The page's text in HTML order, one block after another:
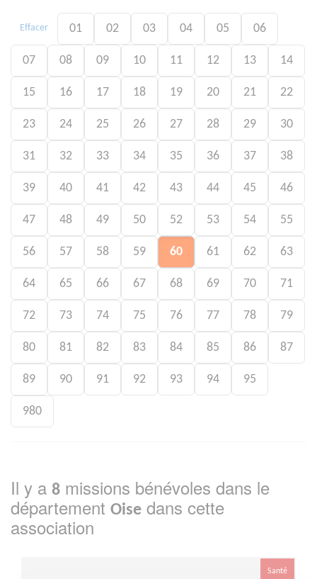
Effacer 01 02 03 04 05 06
07 08 09 10 11 12 13 14
15 16 17 18 19 20 21 22
23 24 25 26 27 28 29 30
31 32 33 34 35 36 37 38
39 40 41 42 43 44 45 46
47 48 49 50 52 53 54 55
56 57 58 59 60 61 62 63
64 65 66 67 68 69 70 71
72 73 74 75 76 77 78 79
80 81 82 83 84 85 86 87
89 90 91 92 93 94 95
980
Il y a 8 missions bénévoles dans le
département Oise dans cette
association
Santé